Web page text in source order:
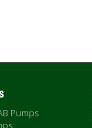
Pumps